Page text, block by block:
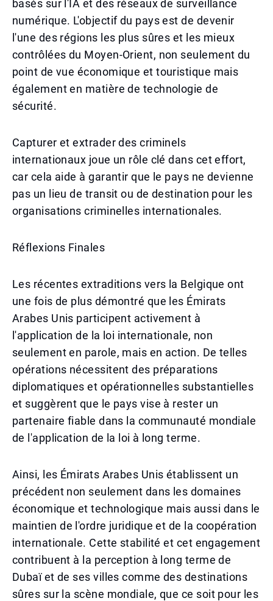
basés sur l'IA et des réseaux de surveillance
numérique. L'objectif du pays est de devenir
l'une des régions les plus sûres et les mieux
contrôlées du Moyen-Orient, non seulement du
point de vue économique et touristique mais
également en matière de technologie de
sécurité.
Capturer et extrader des criminels
internationaux joue un rôle clé dans cet effort,
car cela aide à garantir que le pays ne devienne
pas un lieu de transit ou de destination pour les
organisations criminelles internationales.
Réflexions Finales
Les récentes extraditions vers la Belgique ont
une fois de plus démontré que les Émirats
Arabes Unis participent activement à
l'application de la loi internationale, non
seulement en parole, mais en action. De telles
opérations nécessitent des préparations
diplomatiques et opérationnelles substantielles
et suggèrent que le pays vise à rester un
partenaire fiable dans la communauté mondiale
de l'application de la loi à long terme.
Ainsi, les Émirats Arabes Unis établissent un
précédent non seulement dans les domaines
économique et technologique mais aussi dans le
maintien de l'ordre juridique et de la coopération
internationale. Cette stabilité et cet engagement
contribuent à la perception à long terme de
Dubaï et de ses villes comme des destinations
sûres sur la scène mondiale, que ce soit pour les